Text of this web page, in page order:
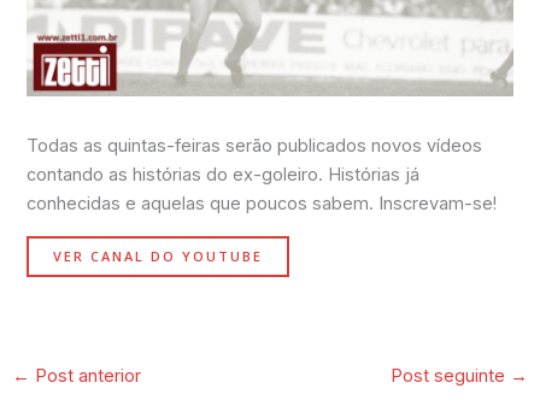
Todas as quintas-feiras serão publicados novos vídeos
contando as histórias do ex-goleiro. Histórias já
conhecidas e aquelas que poucos sabem. Inscrevam-se!
VER CANAL DO YOUTUBE
← Post anterior Post seguinte →